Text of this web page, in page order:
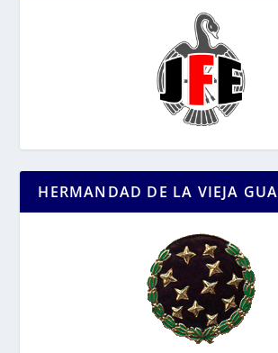
HERMANDAD DE LA VIEJA